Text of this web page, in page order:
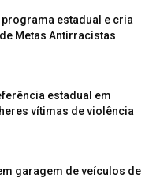
estadual e cria
Metas Antirracistas
estadual em
vítimas de violência
garagem de veículos de